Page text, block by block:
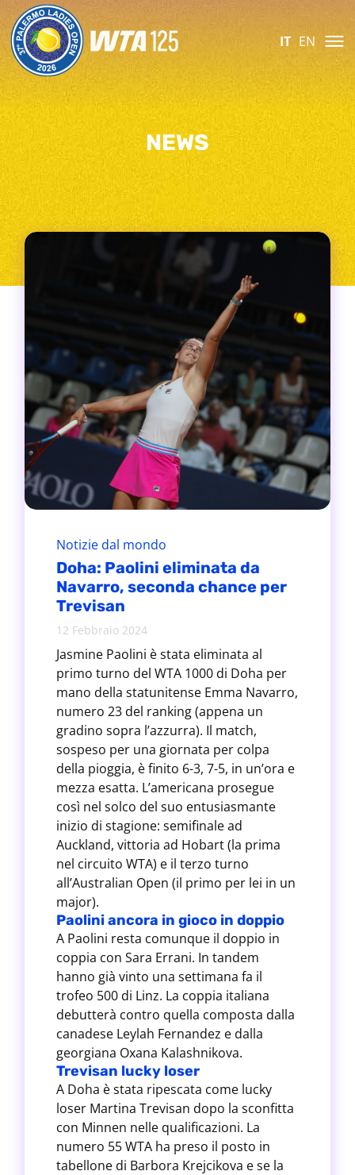
IT EN
NEWS
Notizie dal mondo
Doha: Paolini eliminata da
Navarro, seconda chance per
Trevisan
12 Febbraio 2024
Jasmine Paolini è stata eliminata al
primo turno del WTA 1000 di Doha per
mano della statunitense Emma Navarro,
numero 23 del ranking (appena un
gradino sopra l’azzurra). Il match,
sospeso per una giornata per colpa
della pioggia, è finito 6-3, 7-5, in un’ora e
mezza esatta. L’americana prosegue
così nel solco del suo entusiasmante
inizio di stagione: semifinale ad
Auckland, vittoria ad Hobart (la prima
nel circuito WTA) e il terzo turno
all’Australian Open (il primo per lei in un
major).
Paolini ancora in gioco in doppio
A Paolini resta comunque il doppio in
coppia con Sara Errani. In tandem
hanno già vinto una settimana fa il
trofeo 500 di Linz. La coppia italiana
debutterà contro quella composta dalla
canadese Leylah Fernandez e dalla
georgiana Oxana Kalashnikova.
Trevisan lucky loser
A Doha è stata ripescata come lucky
loser Martina Trevisan dopo la sconfitta
con Minnen nelle qualificazioni. La
numero 55 WTA ha preso il posto in
tabellone di Barbora Krejcikova e se la